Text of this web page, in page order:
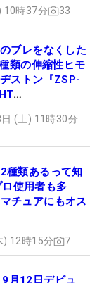
10時37分 33
ブレをなくした
類の伸縮性ヒモ
ストン『ZSP-
(土) 11時30分
種類あるって知
使用者も多
チュアにもオス
) 12時15分 7
月12日デビュ